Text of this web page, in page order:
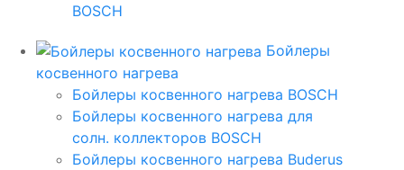
BOSCH
Бойлеры
косвенного нагрева
Бойлеры косвенного нагрева BOSCH
Бойлеры косвенного нагрева для
солн. коллекторов BOSCH
Бойлеры косвенного нагрева Buderus